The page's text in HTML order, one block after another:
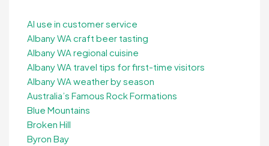
AI use in customer service
Albany WA craft beer tasting
Albany WA regional cuisine
Albany WA travel tips for first-time visitors
Albany WA weather by season
Australia’s Famous Rock Formations
Blue Mountains
Broken Hill
Byron Bay